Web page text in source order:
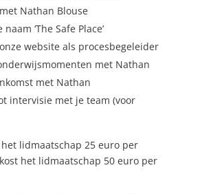
Nathan Blouse
‘The Safe Place’
website als procesbegeleider
met Nathan
met Nathan
intervisie met je team (voor
lidmaatschap 25 euro per
het lidmaatschap 50 euro per